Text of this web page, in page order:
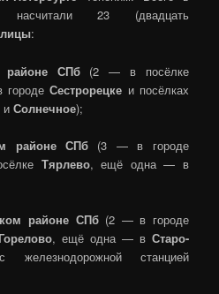
23 (двадцать
:
районе СПб (2 — в посёлке
Сестрорецке и посёлках
и Солнечное);
районе СПб (3 — в городе
Тярлево, ещё одна — в
районе СПб(2 — в городе
, ещё одна — в Старо-
станцией